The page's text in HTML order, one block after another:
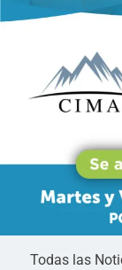
Todas las